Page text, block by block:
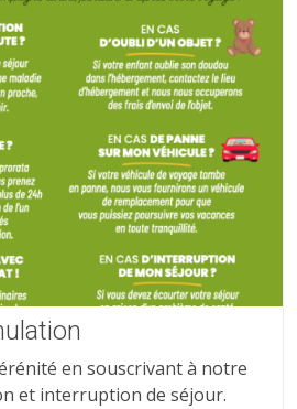
en souscrivant à notre
et interruption de séjour.